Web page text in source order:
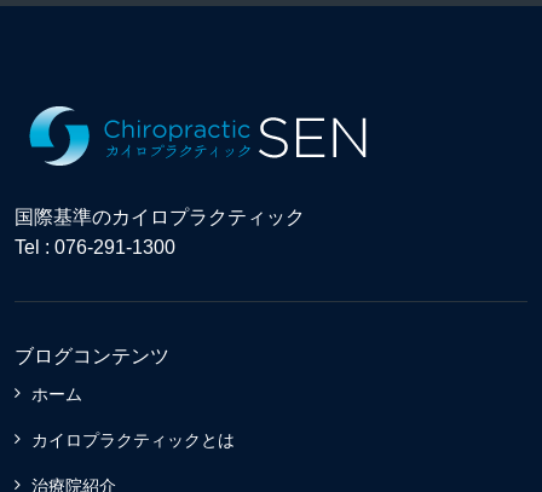
国際基準のカイロプラクティック
Tel : 076-291-1300
ブログコンテンツ
ホーム
カイロプラクティックとは
治療院紹介